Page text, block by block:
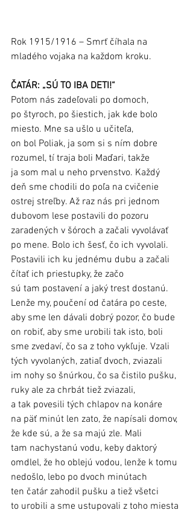
Rok 1915/1916 – Smrť číhala na
mladého vojaka na každom kroku.
ČATÁR: „SÚ TO IBA DETI!“
Potom nás zadeľovali po domoch,
po štyroch, po šiestich, jak kde bolo
miesto. Mne sa ušlo u učiteľa,
on bol Poliak, ja som si s ním dobre
rozumel, tí traja boli Maďari, takže
ja som mal u neho prvenstvo. Každý
deň sme chodili do poľa na cvičenie
ostrej streľby. Až raz nás pri jednom
dubovom lese postavili do pozoru
zaradených v šóroch a začali vyvolávať
po mene. Bolo ich šesť, čo ich vyvolali.
Postavili ich ku jednému dubu a začali
čítať ich priestupky, že začo
sú tam postavení a jaký trest dostanú.
Lenže my, poučení od čatára po ceste,
aby sme len dávali dobrý pozor, čo bude
on robiť, aby sme urobili tak isto, boli
sme zvedaví, čo sa z toho vykľuje. Vzali
tých vyvolaných, zatiaľ dvoch, zviazali
im nohy so šnúrkou, čo sa čistilo pušku,
ruky ale za chrbát tiež zviazali,
a tak povesili tých chlapov na konáre
na päť minút len zato, že napísali domov,
že kde sú, a že sa majú zle. Mali
tam nachystanú vodu, keby daktorý
omdlel, že ho oblejú vodou, lenže k tomu
nedošlo, lebo po dvoch minútach
ten čatár zahodil pušku a tiež všetci
to urobili a sme ustupovali z toho miesta